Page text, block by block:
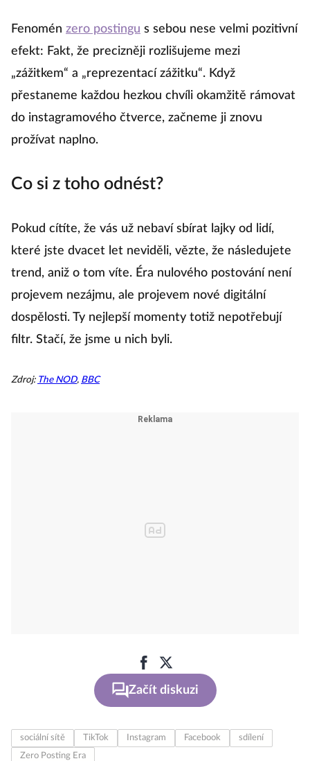
Fenomén zero postingu s sebou nese velmi pozitivní
efekt: Fakt, že precizněji rozlišujeme mezi
„zážitkem“ a „reprezentací zážitku“. Když
přestaneme každou hezkou chvíli okamžitě rámovat
do instagramového čtverce, začneme ji znovu
prožívat naplno.
Co si z toho odnést?
Pokud cítíte, že vás už nebaví sbírat lajky od lidí,
které jste dvacet let neviděli, vězte, že následujete
trend, aniž o tom víte. Éra nulového postování není
projevem nezájmu, ale projevem nové digitální
dospělosti. Ty nejlepší momenty totiž nepotřebují
filtr. Stačí, že jsme u nich byli.
Zdroj: The NOD, BBC
Začít diskuzi
sociální sítě TikTok Instagram Facebook
sdílení
Zero Posting Era